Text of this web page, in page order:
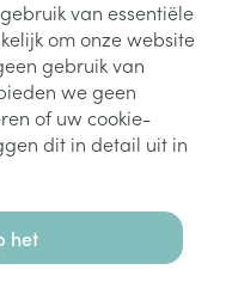
van essentiële
om onze website
gebruik van
we geen
of uw cookie-
dit in detail uit in
het